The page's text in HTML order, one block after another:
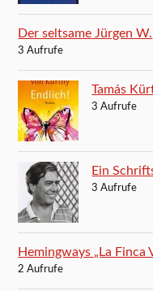
Der seltsame Jürgen W.
3 Aufrufe
Tamás
3 Aufrufe
Ein
3 Aufrufe
Hemingways „La Finca
2 Aufrufe